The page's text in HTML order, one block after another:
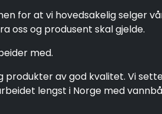
for at vi hovedsakelig selger
oss og produsent skal gjelde.
med.
av god kvalitet. Vi
lengst i Norge med